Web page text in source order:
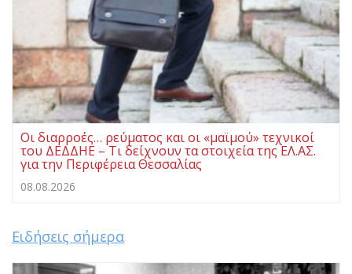
Οι διαρροές… ρεύματος και οι «μαϊμού» τεχνικοί
του ΔΕΔΔΗΕ – Τι δείχνουν τα στοιχεία της ΕΛ.ΑΣ.
για την Περιφέρεια Θεσσαλίας
08.08.2026
Ειδήσεις σήμερα